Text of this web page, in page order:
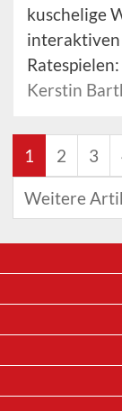
kuschelige
Kerstin
1 2 3
Weitere